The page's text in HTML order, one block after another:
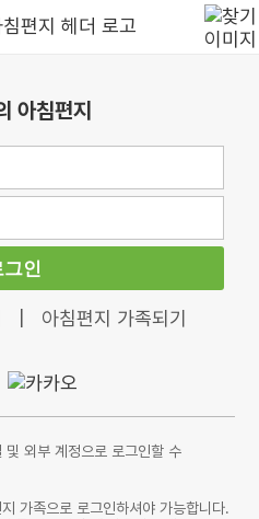
아침편지
그인
아침편지 가족되기
및 외부 계정으로 로그인할 수
가족으로 로그인하셔야 가능합니다.